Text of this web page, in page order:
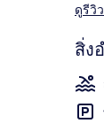
ดูรีวิ
สิ่ง